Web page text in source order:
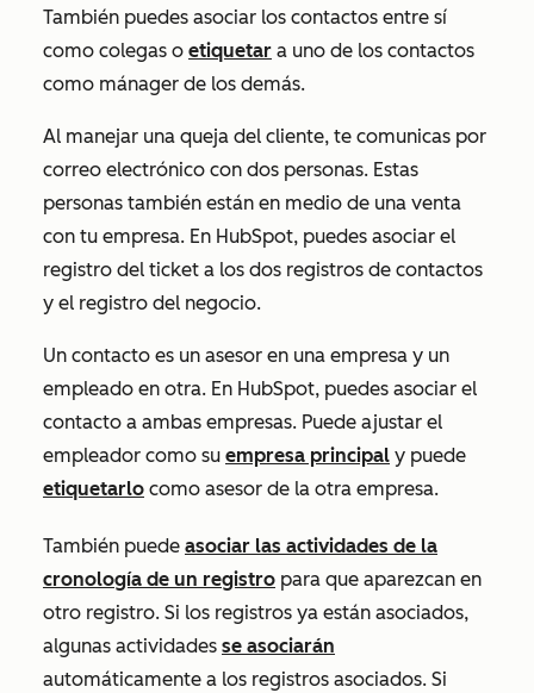
También puedes asociar los contactos entre sí
como colegas o etiquetar a uno de los contactos
como mánager de los demás.
Al manejar una queja del cliente, te comunicas por
correo electrónico con dos personas. Estas
personas también están en medio de una venta
con tu empresa. En HubSpot, puedes asociar el
registro del ticket a los dos registros de contactos
y el registro del negocio.
Un contacto es un asesor en una empresa y un
empleado en otra. En HubSpot, puedes asociar el
contacto a ambas empresas. Puede ajustar el
empleador como su empresa principal y puede
etiquetarlo como asesor de la otra empresa.
También puede asociar las actividades de la
cronología de un registro para que aparezcan en
otro registro. Si los registros ya están asociados,
algunas actividades se asociarán
automáticamente a los registros asociados. Si